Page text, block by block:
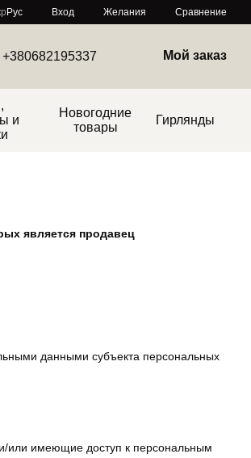
Рус Вход Желания Сравнение
+380682195337 Мой заказ
и
Новогодние
товары
Гирлянды
является продавец
данными субъекта персональных
или имеющие доступ к персональным